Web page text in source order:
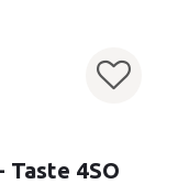
4SO